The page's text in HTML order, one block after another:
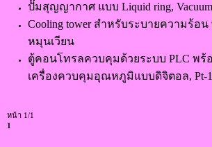
ปั๊มสุญญากาศ แบบ Liquid ring, Vacuum
Cooling tower สำหรับระบายความร้อ
หมุนเวียน
ตู้คอนโทรลควบคุมด้วยระบบ PLC พร้
เครื่องควบคุมอุณหภูมิแบบดิจิตอล, Pt-
หน้า 1/1
1